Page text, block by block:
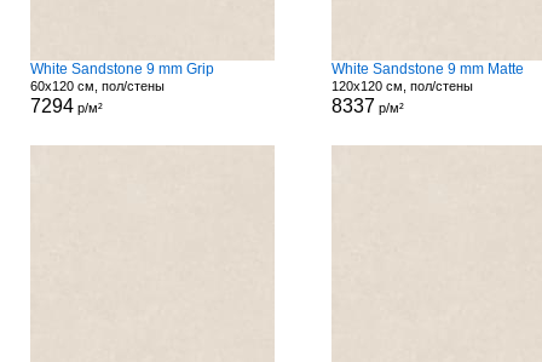
White Sandstone 9 mm Grip
60x120 см, пол/стены
7294 р/м²
White Sandstone 9 mm Matte
120x120 см, пол/стены
8337 р/м²